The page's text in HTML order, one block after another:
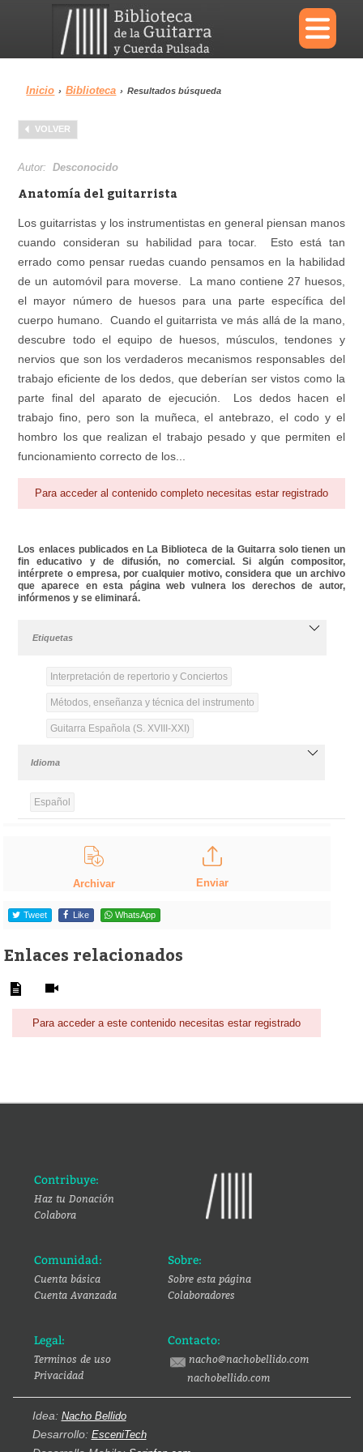
×
Menu
Biblioteca
Área personal Reproductor
Inicio › Biblioteca › Resultados búsqueda
VOLVER
Autor:Desconocido
Anatomía del guitarrista
Los guitarristas y los instrumentistas en general piensan manos
cuando consideran su habilidad para tocar. Esto está tan
errado como pensar ruedas cuando pensamos en la habilidad
de un automóvil para moverse. La mano contiene 27 huesos,
el mayor número de huesos para una parte específica del
cuerpo humano. Cuando el guitarrista ve más allá de la mano,
descubre todo el equipo de huesos, músculos, tendones y
nervios que son los verdaderos mecanismos responsables del
trabajo eficiente de los dedos, que deberían ser vistos como la
parte final del aparato de ejecución. Los dedos hacen el
trabajo fino, pero son la muñeca, el antebrazo, el codo y el
hombro los que realizan el trabajo pesado y que permiten el
funcionamiento correcto de los...
Para acceder al contenido completo necesitas estar registrado
Los enlaces publicados en La Biblioteca de la Guitarra solo tienen un
fin educativo y de difusión, no comercial. Si algún compositor,
intérprete o empresa, por cualquier motivo, considera que un archivo
que aparece en esta página web vulnera los derechos de autor,
infórmenos y se eliminará.
Etiquetas
Interpretación de repertorio y Conciertos
Métodos, enseñanza y técnica del instrumento
Guitarra Española (S. XVIII-XXI)
Idioma
Español
Archivar Enviar
Tweet Like WhatsApp
Enlaces relacionados
Para acceder a este contenido necesitas estar registrado
Contribuye:
Haz tu Donación
Colabora
Comunidad:
Cuenta básica
Cuenta Avanzada
Sobre:
Sobre esta página
Colaboradores
Legal:
Terminos de uso
Privacidad
Contacto:
nacho@nachobellido.com
nachobellido.com
Idea: Nacho Bellido
Desarrollo: EsceniTech